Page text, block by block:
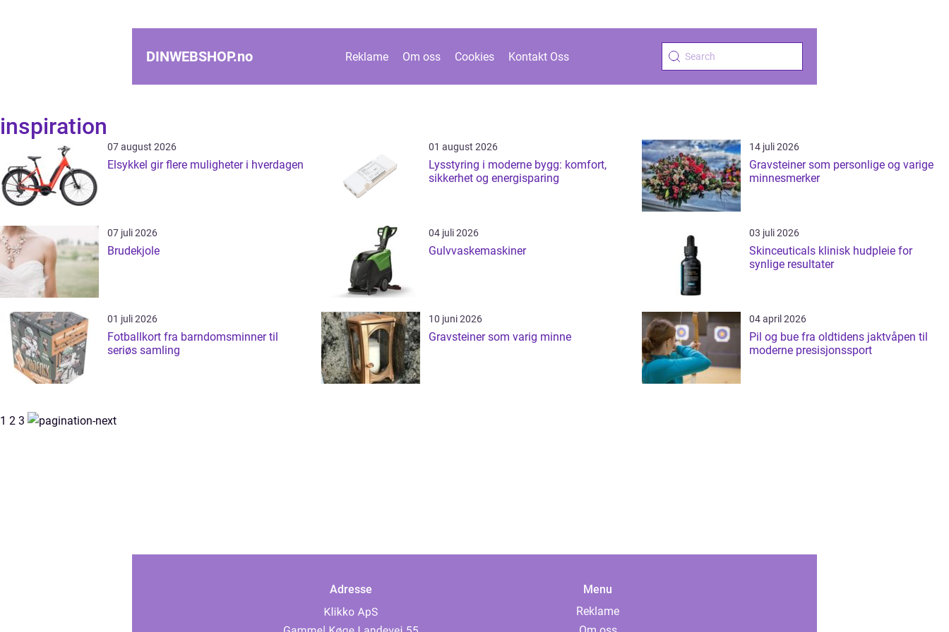
DINWEBSHOP.no Reklame Om oss Cookies Kontakt Oss
inspiration
07 august 2026
Elsykkel gir flere muligheter i hverdagen
01 august 2026
Lysstyring i moderne bygg: komfort,
sikkerhet og energisparing
14 juli 2026
Gravsteiner som personlige og varige
minnesmerker
07 juli 2026
Brudekjole
04 juli 2026
Gulvvaskemaskiner
03 juli 2026
Skinceuticals klinisk hudpleie for
synlige resultater
01 juli 2026
Fotballkort fra barndomsminner til
seriøs samling
10 juni 2026
Gravsteiner som varig minne
04 april 2026
Pil og bue fra oldtidens jaktvåpen til
moderne presisjonssport
1 2 3
Adresse
Menu
Reklame